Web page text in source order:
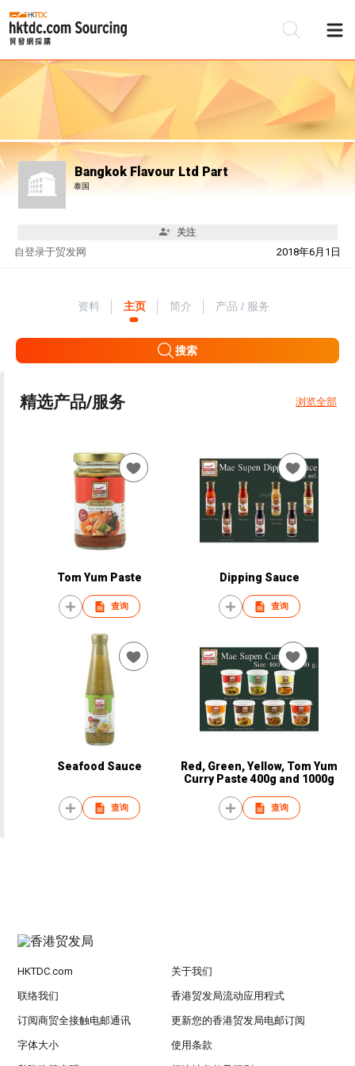
Bangkok Flavour Ltd Part
泰国
关注
自 2018年6月1日
登录于贸发网
资料 主页 简介 产品 / 服务
搜索
精选产品/服务 浏览全部
Tom Yum Paste
查询
Dipping Sauce
查询
Seafood Sauce
查询
Red, Green, Yellow, Tom Yum
Curry Paste 400g and 1000g
查询
HKTDC.com 关于我们
联络我们 香港贸发局流动应用程式
订阅商贸全接触电邮通讯 更新您的香港贸发局电邮订阅
字体大小 使用条款